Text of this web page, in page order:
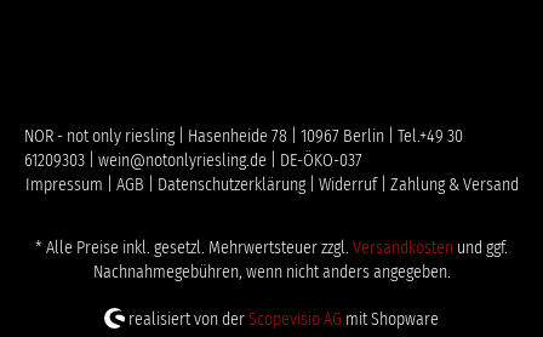
NOR - not only riesling | Hasenheide 78 | 10967 Berlin | Tel.+49 30
61209303 | wein@notonlyriesling.de | DE-ÖKO-037
Impressum | AGB | Datenschutzerklärung | Widerruf | Zahlung & Versand
* Alle Preise inkl. gesetzl. Mehrwertsteuer zzgl. Versandkosten und ggf.
Nachnahmegebühren, wenn nicht anders angegeben.
realisiert von derScopevisio AG mit Shopware